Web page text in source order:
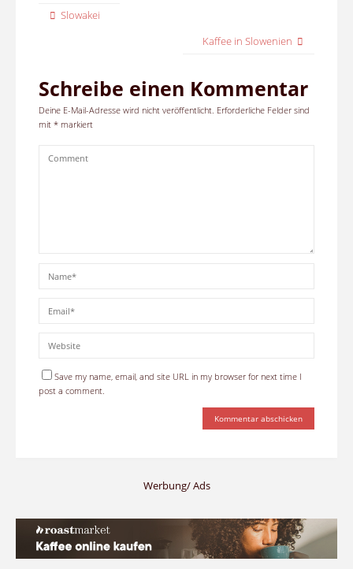
Slowakei
Kaffee in Slowenien
Schreibe einen Kommentar
Deine E-Mail-Adresse wird nicht veröffentlicht. Erforderliche Felder sind
mit *markiert
Save my name, email, and site URL in my browser for next time I
post a comment.
Werbung/ Ads